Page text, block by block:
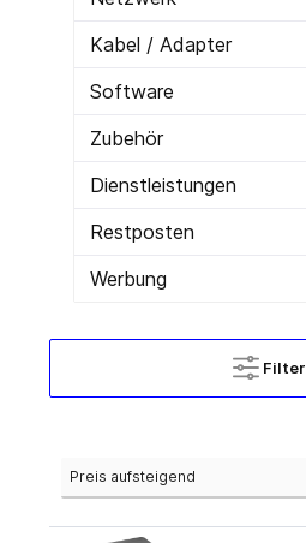
Kabel / Adapter
Software
Zubehör
Dienstleistungen
Restposten
Werbung
Filter